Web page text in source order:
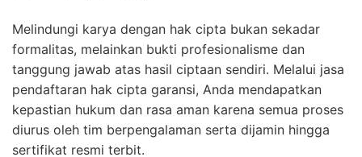
Melindungi karya dengan hak cipta bukan sekadar
formalitas, melainkan bukti profesionalisme dan
tanggung jawab atas hasil ciptaan sendiri. Melalui jasa
pendaftaran hak cipta garansi, Anda mendapatkan
kepastian hukum dan rasa aman karena semua proses
diurus oleh tim berpengalaman serta dijamin hingga
sertifikat resmi terbit.